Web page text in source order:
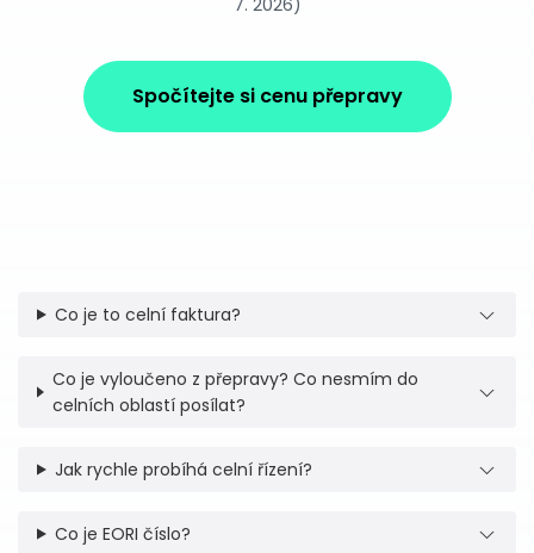
7. 2026)
Spočítejte si cenu přepravy
Co je to celní faktura?
Co je vyloučeno z přepravy? Co nesmím do
celních oblastí posílat?
Jak rychle probíhá celní řízení?
Co je EORI číslo?